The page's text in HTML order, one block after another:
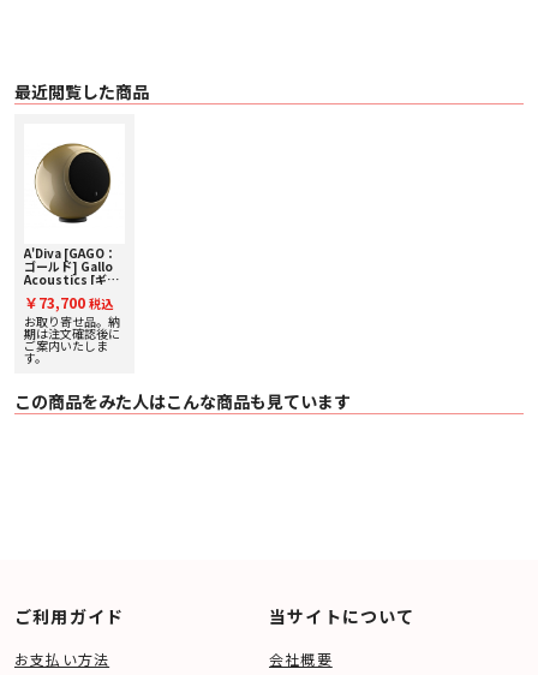
〇 能率: 88 dB/w
〇 公称インピーダンス: 8 Ohms
〇 フルレンジ 50 Watts
〇 80-120Hz低域カット時 100 Watts
〇 フロアスタンド取り付け時の高さ 94cm
〇 ドライバ: 3インチ フルレンジ
〇 クロスオーバー なし
〇 サイズ: 127mmφ
〇 コーン素材: Micalポリプロピレン・コンパウンド
〇 エンクロージャー素材: マイルドスチール/ステンレススチール
〇 付属品: アイソレーションリング
最近閲覧した商品
A'Diva [GAGO：
ゴールド] Gallo
Acoustics [ギャ
クス] 単品スピー
カー 【受注発注】
￥73,700 税込
お取り寄せ品。納
期は注文確認後に
ご案内いたしま
す。
この商品をみた人はこんな商品も見ています
ご利用ガイド
お支払い方法
当サイトについて
会社概要